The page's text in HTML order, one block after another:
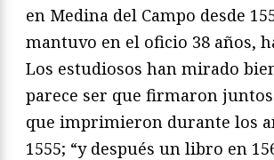
en Medina del Campo desde
mantuvo en el oficio 38 años,
Los estudiosos han mirado
parece ser que firmaron
que imprimieron durante los
1555; “y después un libro en